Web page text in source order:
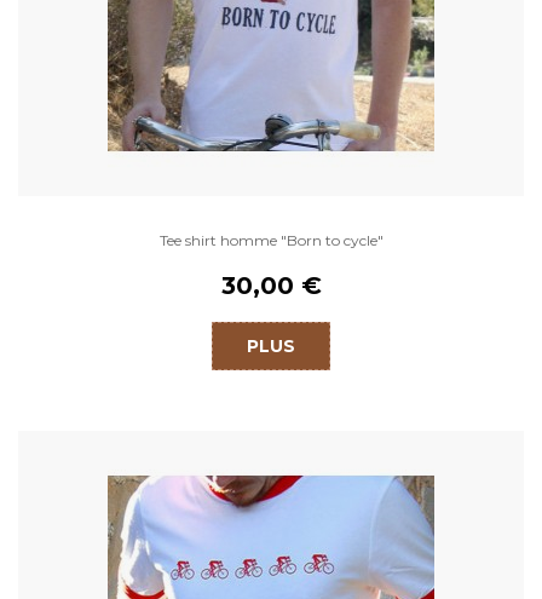
Tee shirt homme "Born to cycle"
30,00 €
PLUS